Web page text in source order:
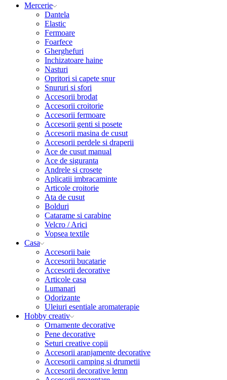
Mercerie
Dantela
Elastic
Fermoare
Foarfece
Gherghefuri
Inchizatoare haine
Nasturi
Opritori si capete snur
Snururi si sfori
Accesorii brodat
Accesorii croitorie
Accesorii fermoare
Accesorii genti si posete
Accesorii masina de cusut
Accesorii perdele si draperii
Ace de cusut manual
Ace de siguranta
Andrele si crosete
Aplicatii imbracaminte
Articole croitorie
Ata de cusut
Bolduri
Catarame si carabine
Velcro / Arici
Vopsea textile
Casa
Accesorii baie
Accesorii bucatarie
Accesorii decorative
Articole casa
Lumanari
Odorizante
Uleiuri esentiale aromaterapie
Hobby creativ
Ornamente decorative
Pene decorative
Seturi creative copii
Accesorii aranjamente decorative
Accesorii camping si drumetii
Accesorii decorative lemn